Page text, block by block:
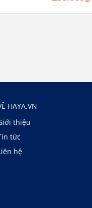
HAYA.VN
thiệu
tức
hệ